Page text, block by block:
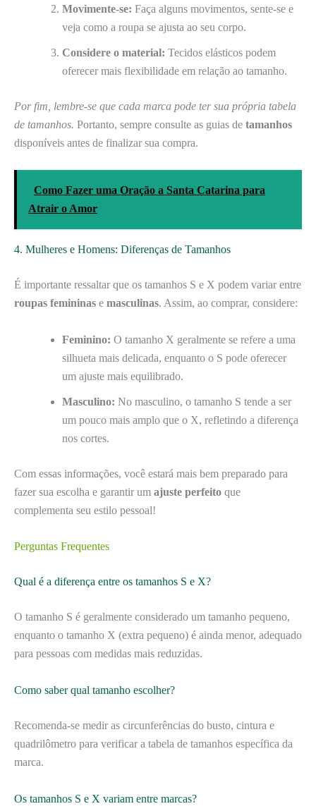
Movimente-se: Faça alguns movimentos, sente-se e
veja como a roupa se ajusta ao seu corpo.
Considere o material: Tecidos elásticos podem
oferecer mais flexibilidade em relação ao tamanho.
Por fim, lembre-se que cada marca pode ter sua própria tabela
de tamanhos. Portanto, sempre consulte as guias de tamanhos
disponíveis antes de finalizar sua compra.
Como Fazer uma Oração a Santa Catarina para
Atrair o Amor
4. Mulheres e Homens: Diferenças de Tamanhos
É importante ressaltar que os tamanhos S e X podem variar entre
roupas femininas e masculinas. Assim, ao comprar, considere:
Feminino: O tamanho X geralmente se refere a uma
silhueta mais delicada, enquanto o S pode oferecer
um ajuste mais equilibrado.
Masculino: No masculino, o tamanho S tende a ser
um pouco mais amplo que o X, refletindo a diferença
nos cortes.
Com essas informações, você estará mais bem preparado para
fazer sua escolha e garantir um ajuste perfeito que
complementa seu estilo pessoal!
Perguntas Frequentes
Qual é a diferença entre os tamanhos S e X?
O tamanho S é geralmente considerado um tamanho pequeno,
enquanto o tamanho X (extra pequeno) é ainda menor, adequado
para pessoas com medidas mais reduzidas.
Como saber qual tamanho escolher?
Recomenda-se medir as circunferências do busto, cintura e
quadrilômetro para verificar a tabela de tamanhos específica da
marca.
Os tamanhos S e X variam entre marcas?